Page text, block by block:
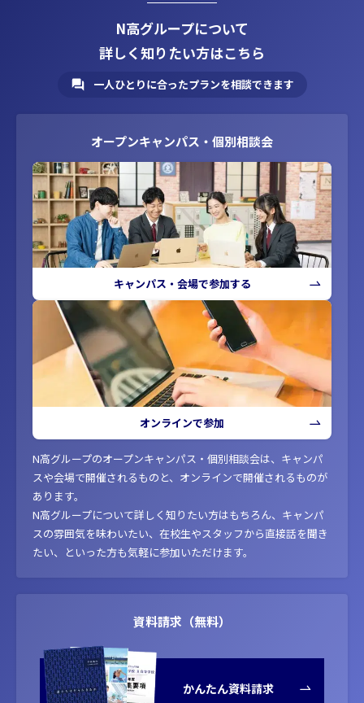
N高グループについて
詳しく知りたい方はこちら
一人ひとりに合ったプランを相談できます
オープンキャンパス・個別相談会
キャンパス・会場で参加する
オンラインで参加
N高グループのオープンキャンパス・個別相談会は、キャンパ
スや会場で開催されるものと、オンラインで開催されるものが
あります。
N高グループについて詳しく知りたい方はもちろん、キャンパ
スの雰囲気を味わいたい、在校生やスタッフから直接話を聞き
たい、といった方も気軽に参加いただけます。
資料請求（無料）
かんたん資料請求